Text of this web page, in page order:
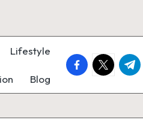
Lifestyle
Blog
facebook.com
twitter.com
t.me